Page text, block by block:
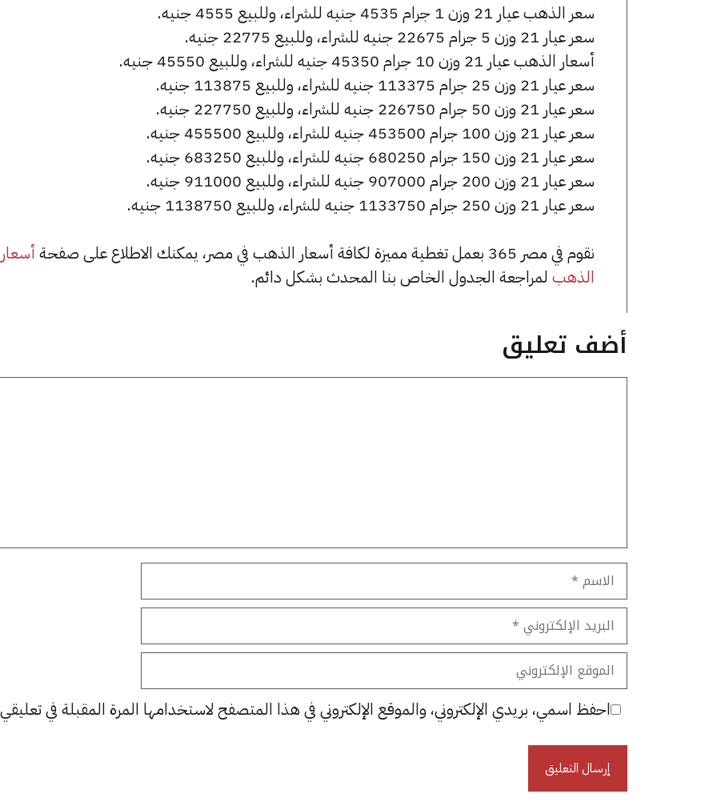
سعر الذهب عيار 21 وزن 1 جرام 4535 جنيه للشراء، وللبيع 4555 جنيه.
سعر عيار 21 وزن 5 جرام 22675 جنيه للشراء، وللبيع 22775 جنيه.
أسعار الذهب عيار 21 وزن 10 جرام 45350 جنيه للشراء، وللبيع 45550 جنيه.
سعر عيار 21 وزن 25 جرام 113375 جنيه للشراء، وللبيع 113875 جنيه.
سعر عيار 21 وزن 50 جرام 226750 جنيه للشراء، وللبيع 227750 جنيه.
سعر عيار 21 وزن 100 جرام 453500 جنيه للشراء، وللبيع 455500 جنيه.
سعر عيار 21 وزن 150 جرام 680250 جنيه للشراء، وللبيع 683250 جنيه.
سعر عيار 21 وزن 200 جرام 907000 جنيه للشراء، وللبيع 911000 جنيه.
سعر عيار 21 وزن 250 جرام 1133750 جنيه للشراء، وللبيع 1138750 جنيه.
نقوم في مصر 365 بعمل تغطية مميزة لكافة أسعار الذهب في مصر، يمكنك الاطلاع على صفحة
أسعار
الذهب لمراجعة الجدول الخاص بنا المحدث بشكل دائم.
أضف تعليق
الاسم
البريد
الإلكتروني
الموقع
الإلكتروني
احفظ اسمي، بريدي الإلكتروني، والموقع الإلكتروني في هذا المتصفح لاستخدامها المرة المقبلة في